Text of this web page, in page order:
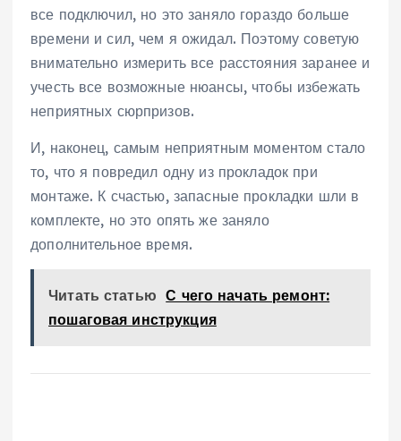
все подключил, но это заняло гораздо больше
времени и сил, чем я ожидал. Поэтому советую
внимательно измерить все расстояния заранее и
учесть все возможные нюансы, чтобы избежать
неприятных сюрпризов.
И, наконец, самым неприятным моментом стало
то, что я повредил одну из прокладок при
монтаже. К счастью, запасные прокладки шли в
комплекте, но это опять же заняло
дополнительное время.
Читать статью С чего начать ремонт:
пошаговая инструкция